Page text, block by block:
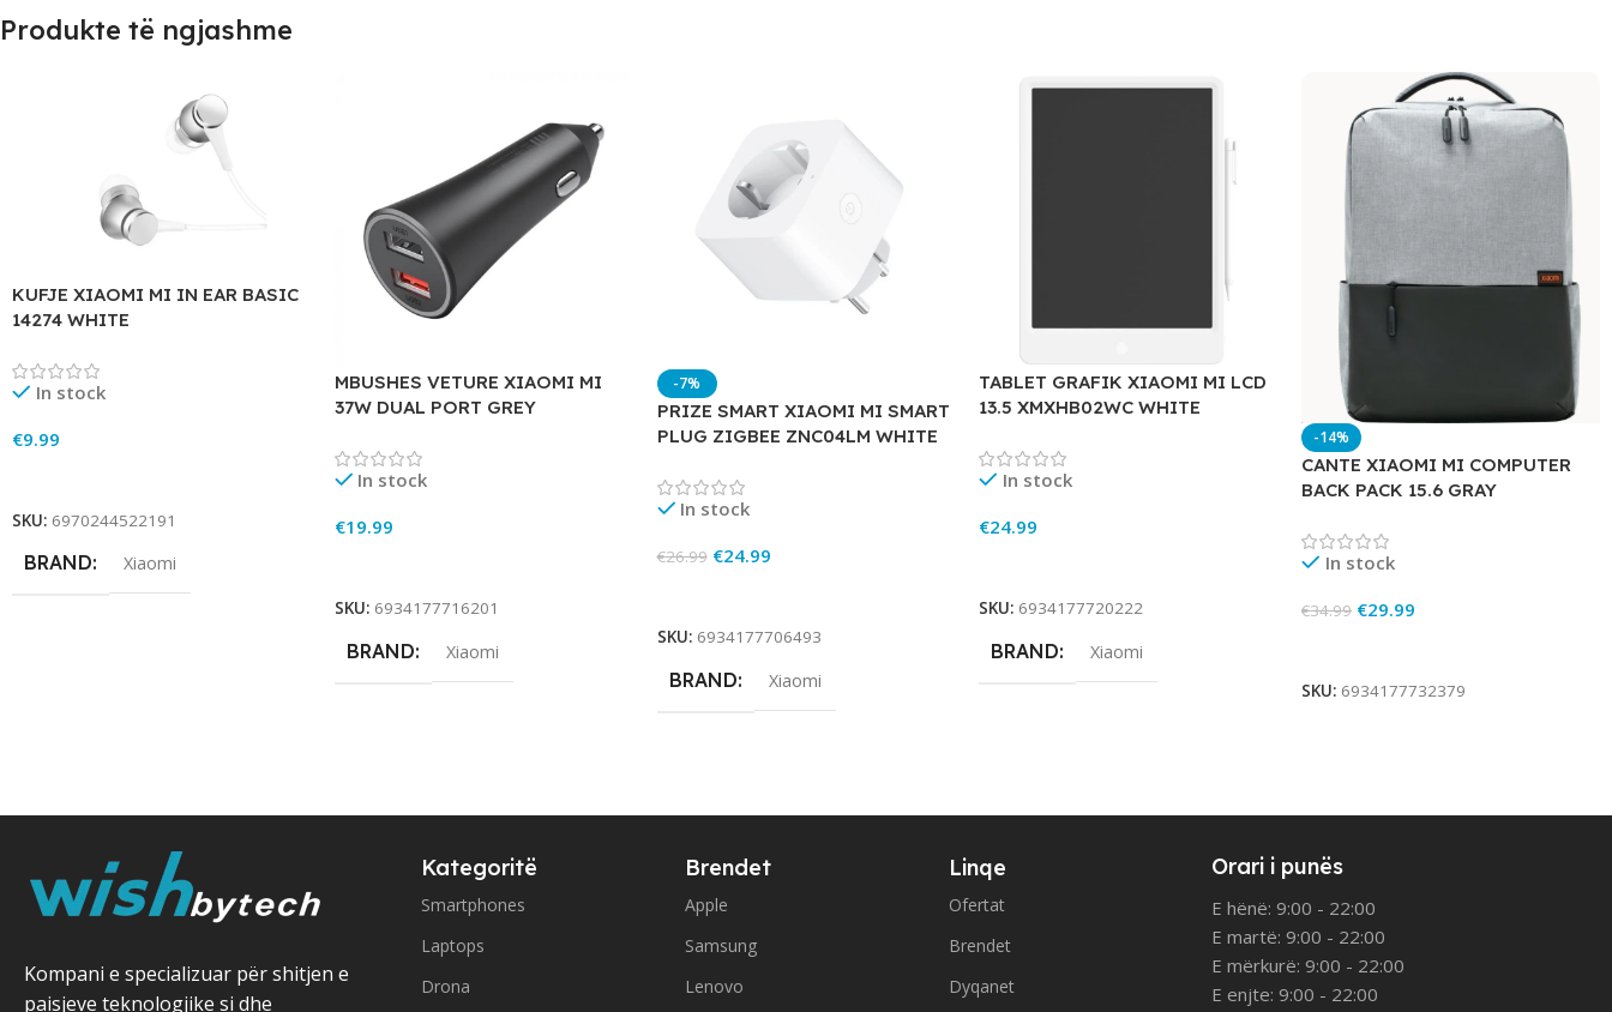
Produkte të ngjashme
KUFJE XIAOMI MI IN EAR BASIC
14274 WHITE
In stock
€9.99
SKU: 6970244522191
BRAND Xiaomi
MBUSHES VETURE XIAOMI MI
37W DUAL PORT GREY
In stock
€19.99
SKU: 6934177716201
BRAND Xiaomi
-7%
PRIZE SMART XIAOMI MI SMART
PLUG ZIGBEE ZNC04LM WHITE
In stock
€26.99 €24.99
SKU: 6934177706493
BRAND Xiaomi
TABLET GRAFIK XIAOMI MI LCD
13.5 XMXHB02WC WHITE
In stock
€24.99
SKU: 6934177720222
BRAND Xiaomi
-14%
CANTE XIAOMI MI COMPUTER
BACK PACK 15.6 GRAY
In stock
€34.99 €29.99
SKU: 6934177732379
Kompani e specializuar për shitjen e
paisjeve teknologjike si dhe
Kategoritë
Smartphones
Laptops
Drona
Brendet
Apple
Samsung
Lenovo
Linqe
Ofertat
Brendet
Dyqanet
Orari i punës
E hënë: 9:00 - 22:00
E martë: 9:00 - 22:00
E mërkurë: 9:00 - 22:00
E enjte: 9:00 - 22:00